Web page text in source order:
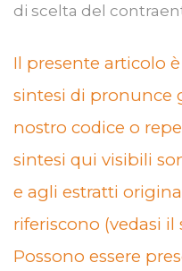
di scelta del
Il presente articolo
sintesi di pronunce
nostro codice o
sintesi qui visibili
e agli estratti
riferiscono (vedasi
Possono essere